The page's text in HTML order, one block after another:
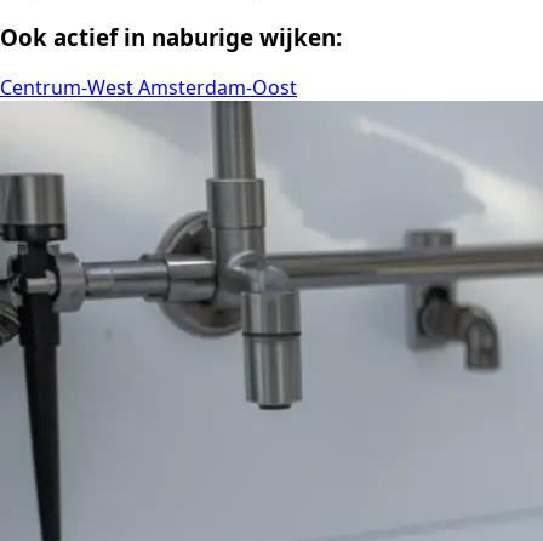
Ook actief in naburige wijken:
Centrum-WestAmsterdam-Oost